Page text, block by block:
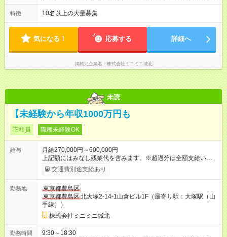
間） ■営業時間は10：00～18：00のため、前後30分はミーティ
ングや翌日の準備などに集中できます。 ■繁忙期（1月～3月）
りも可能です！ ■店舗出勤（フルタイム）での雇用となります。
特徴 10名以上の大量募集
気になる！ 応募する 詳細へ
掲載元企業名 株式会社ミニミニ城北
未読
【未経験から年収1000万円も
正社員 職種未経験OK
給与
月給270,000円～600,000円
上記額にはみなし残業代を含みます。※超過分は全額支給いたし
ます。 みなし残業代 67,500円 以上／月 みなし残業時間 40.8時
間／月 ----- ・初任給は経験や能力を考慮して決定します。 ［歩
目指す風土です。仲介契約だけでなく、物件の管理を受注でき
た場合も歩合で還元。歩合だけで年に200万円以上を稼ぐ先輩多
数在籍！歩合に上限はないので、社歴に関係なく成果次第で年
収1000万円超を目指すことだって可能です。 【試用期間】試用
期間あり 試用期間の長さ：3ヶ月 雇用形態、給与は本採用時と
同じです。
交通費別途支給あり
勤務地
東京都豊島区
東京都豊島区北大塚2-14-1山倉ビル1F（最寄り駅：大塚駅（山
手線））
株式会社ミニミニ城北
勤務時間
9:30～18:30